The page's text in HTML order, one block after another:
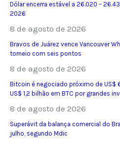
Dólar encerra estável a 26.020 –
2026
8 de agosto de 2026
Bravos de Juárez vence Vancouver
torneio com seis pontos
8 de agosto de 2026
Bitcoin é negociado próximo de US$
US$ 1,2 bilhão em BTC por grandes
8 de agosto de 2026
Superávit da balança comercial do
julho, segundo Mdic